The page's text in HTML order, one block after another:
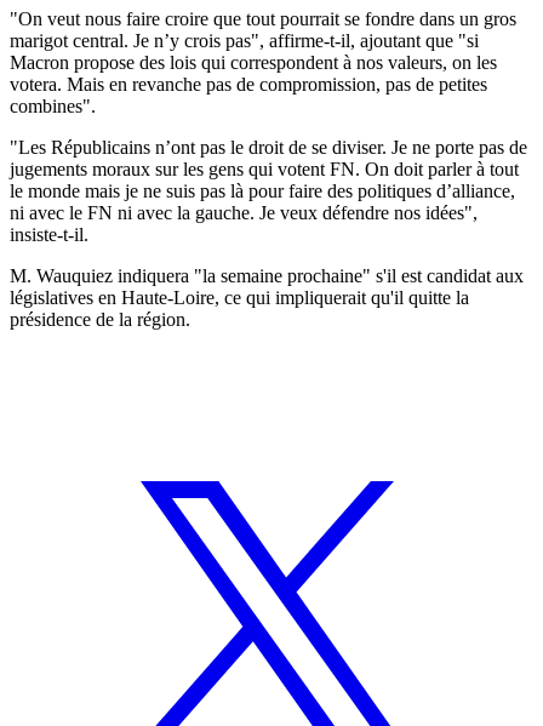
"On veut nous faire croire que tout pourrait se fondre dans un gros
marigot central. Je n’y crois pas", affirme-t-il, ajoutant que "si
Macron propose des lois qui correspondent à nos valeurs, on les
votera. Mais en revanche pas de compromission, pas de petites
combines".
"Les Républicains n’ont pas le droit de se diviser. Je ne porte pas de
jugements moraux sur les gens qui votent FN. On doit parler à tout
le monde mais je ne suis pas là pour faire des politiques d’alliance,
ni avec le FN ni avec la gauche. Je veux défendre nos idées",
insiste-t-il.
M. Wauquiez indiquera "la semaine prochaine" s'il est candidat aux
législatives en Haute-Loire, ce qui impliquerait qu'il quitte la
présidence de la région.